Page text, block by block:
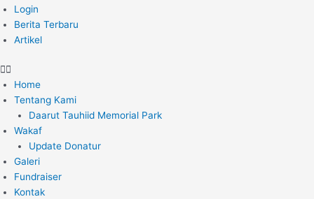
Login
Berita Terbaru
Artikel
Home
Tentang Kami
Daarut Tauhiid Memorial Park
Wakaf
Update Donatur
Galeri
Fundraiser
Kontak